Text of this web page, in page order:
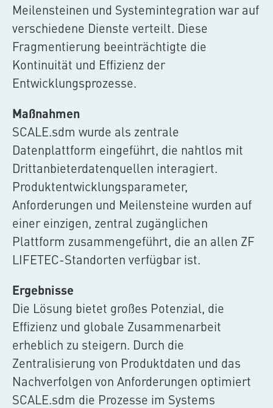
Meilensteinen und Systemintegration war auf
verschiedene Dienste verteilt. Diese
Fragmentierung beeinträchtigte die
Kontinuität und Effizienz der
Entwicklungsprozesse.
Maßnahmen
SCALE.sdm wurde als zentrale
Datenplattform eingeführt, die nahtlos mit
Drittanbieterdatenquellen interagiert.
Produktentwicklungsparameter,
Anforderungen und Meilensteine wurden auf
einer einzigen, zentral zugänglichen
Plattform zusammengeführt, die an allen ZF
LIFETEC-Standorten verfügbar ist.
Ergebnisse
Die Lösung bietet großes Potenzial, die
Effizienz und globale Zusammenarbeit
erheblich zu steigern. Durch die
Zentralisierung von Produktdaten und das
Nachverfolgen von Anforderungen optimiert
SCALE.sdm die Prozesse im Systems